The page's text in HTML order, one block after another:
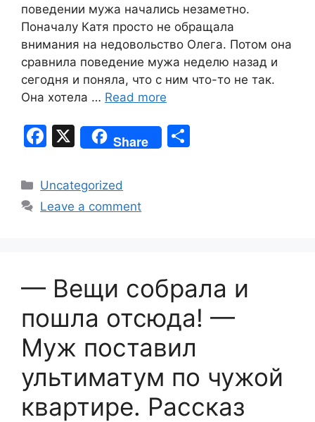
поведении мужа начались незаметно.
Поначалу Катя просто не обращала
внимания на недовольство Олега. Потом она
сравнила поведение мужа неделю назад и
сегодня и поняла, что с ним что-то не так.
Она хотела … Read more
F
c
e
k
X Share
Categories
Uncategorized
Leave a comment
— Вещи собрала и
пошла отсюда! —
Муж поставил
ультиматум по чужой
квартире. Рассказ